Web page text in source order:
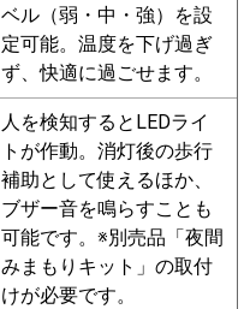
ベル（弱・中・強）を設
定可能。温度を下げ過ぎ
ず、快適に過ごせます。
人を検知するとLEDライ
トが作動。消灯後の歩行
補助として使えるほか、
ブザー音を鳴らすことも
可能です。※別売品「夜間
みまもりキット」の取付
けが必要です。